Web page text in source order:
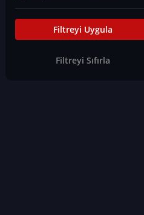
Eğitim Bilimleri
İlknur İyigökler
Büşra Elif Kıvrak
Can TORUN
Filtreyi Uygula
Filtreyi Sıfırla